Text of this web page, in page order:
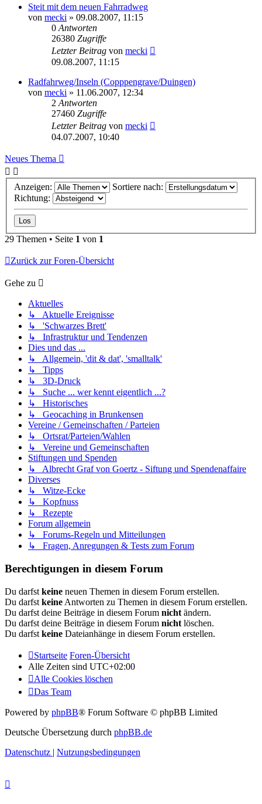
Steit mit dem neuen Fahrradweg
von mecki » 09.08.2007, 11:15
0 Antworten
26380 Zugriffe
Letzter Beitrag von mecki
09.08.2007, 11:15
Radfahrweg/Inseln (Copppengrave/Duingen)
von mecki » 11.06.2007, 12:34
2 Antworten
27460 Zugriffe
Letzter Beitrag von mecki
04.07.2007, 10:40
Neues Thema
Anzeigen:
Sortiere nach:
Richtung:
29 Themen • Seite 1 von 1
Zurück zur Foren-Übersicht
Gehe zu
Aktuelles
↳ Aktuelle Ereignisse
↳ 'Schwarzes Brett'
↳ Infrastruktur und Tendenzen
Dies und das ...
↳ Allgemein, 'dit & dat', 'smalltalk'
↳ Tipps
↳ 3D-Druck
↳ Suche ... wer kennt eigentlich ...?
↳ Historisches
↳ Geocaching in Brunkensen
Vereine / Gemeinschaften / Parteien
↳ Ortsrat/Parteien/Wahlen
↳ Vereine und Gemeinschaften
Stiftungen und Spenden
↳ Albrecht Graf von Goertz - Siftung und Spendenaffaire
Diverses
↳ Witze-Ecke
↳ Kopfnuss
↳ Rezepte
Forum allgemein
↳ Forums-Regeln und Mitteilungen
↳ Fragen, Anregungen & Tests zum Forum
Berechtigungen in diesem Forum
Du darfst keine neuen Themen in diesem Forum erstellen.
Du darfst keine Antworten zu Themen in diesem Forum erstellen.
Du darfst deine Beiträge in diesem Forum nicht ändern.
Du darfst deine Beiträge in diesem Forum nicht löschen.
Du darfst keine Dateianhänge in diesem Forum erstellen.
Startseite Foren-Übersicht
Alle Zeiten sind UTC+02:00
Alle Cookies löschen
Das Team
Powered by phpBB® Forum Software © phpBB Limited
Deutsche Übersetzung durch phpBB.de
Datenschutz | Nutzungsbedingungen